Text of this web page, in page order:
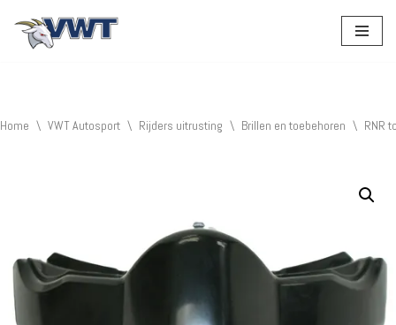
Home \ VWT Autosport \ Rijders uitrusting \ Brillen en toebehoren \ RNR